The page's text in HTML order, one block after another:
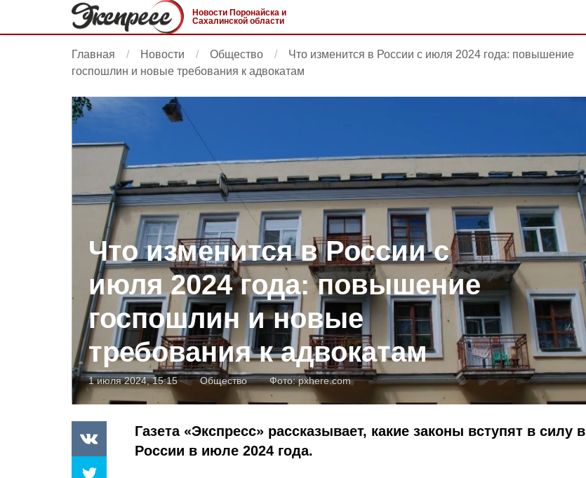
Новости Поронайска и
Сахалинской области
Главная Новости Общество
Что изменится в России c июля 2024 года: повышение
госпошлин и новые требования к адвокатам
Что изменится в России c
июля 2024 года: повышение
госпошлин и новые
требования к адвокатам
1 июля 2024, 15:15 Общество Фото:pxhere.com
Газета «Экспресс» рассказывает, какие законы вступят в силу в
России в июле 2024 года.